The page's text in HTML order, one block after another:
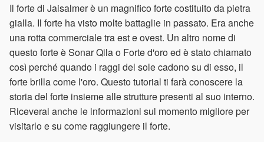
Il forte di Jaisalmer è un magnifico forte costituito da pietra
gialla. Il forte ha visto molte battaglie in passato. Era anche
una rotta commerciale tra est e ovest. Un altro nome di
questo forte è Sonar Qila o Forte d'oro ed è stato chiamato
così perché quando i raggi del sole cadono su di esso, il
forte brilla come l'oro. Questo tutorial ti farà conoscere la
storia del forte insieme alle strutture presenti al suo interno.
Riceverai anche le informazioni sul momento migliore per
visitarlo e su come raggiungere il forte.